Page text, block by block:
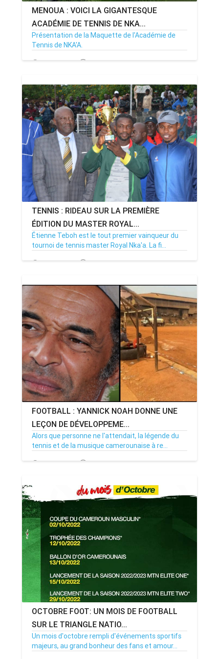
MENOUA : VOICI LA GIGANTESQUE
ACADÉMIE DE TENNIS DE NKA...
Présentation de la Maquette de l'Académie de
Tennis de NKA'A.
12/08/24 Par MenouActu 0
TENNIS : RIDEAU SUR LA PREMIÈRE
ÉDITION DU MASTER ROYAL...
Étienne Teboh est le tout premier vainqueur du
tournoi de tennis master Royal Nka'a. La fi...
17/07/24 Par MenouActu 0
FOOTBALL : YANNICK NOAH DONNE UNE
LEÇON DE DÉVELOPPEME...
Alors que personne ne l'attendait, la légende du
tennis et de la musique camerounaise à re...
16/02/23 Par MenouActu 0
OCTOBRE FOOT: UN MOIS DE FOOTBALL
SUR LE TRIANGLE NATIO...
Un mois d'octobre rempli d'événements sportifs
majeurs, au grand bonheur des fans et amour...